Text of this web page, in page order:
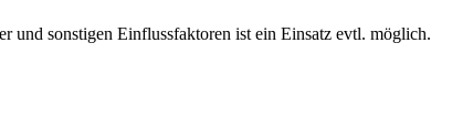
sonstigen Einflussfaktoren ist ein Einsatz evtl. möglich.